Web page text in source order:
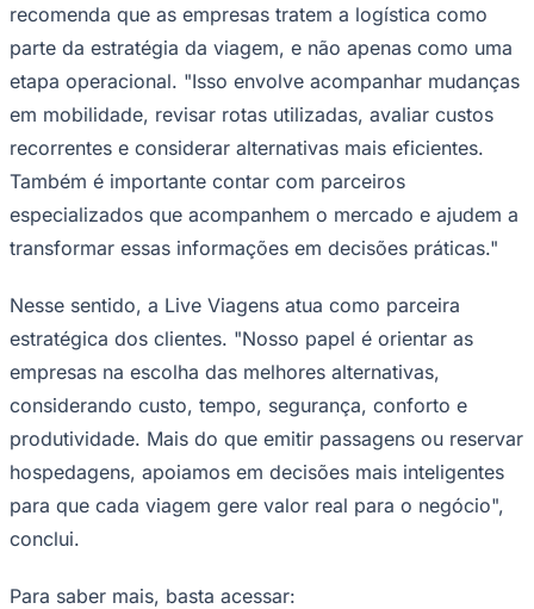
Santos
recomenda que as empresas tratem a logística como
parte da estratégia da viagem, e não apenas como uma
etapa operacional. "Isso envolve acompanhar mudanças
em mobilidade, revisar rotas utilizadas, avaliar custos
recorrentes e considerar alternativas mais eficientes.
Também é importante contar com parceiros
especializados que acompanhem o mercado e ajudem a
transformar essas informações em decisões práticas."
Nesse sentido, a Live Viagens atua como parceira
estratégica dos clientes. "Nosso papel é orientar as
empresas na escolha das melhores alternativas,
considerando custo, tempo, segurança, conforto e
produtividade. Mais do que emitir passagens ou reservar
hospedagens, apoiamos em decisões mais inteligentes
para que cada viagem gere valor real para o negócio",
conclui.
Para saber mais, basta acessar: